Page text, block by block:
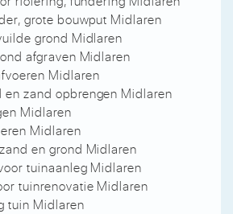
grote bouwput Midlaren
grond Midlaren
afgraven Midlaren
Midlaren
en zand opbrengen Midlaren
Midlaren
Midlaren
en grond Midlaren
tuinaanleg Midlaren
tuinrenovatie Midlaren
tuin Midlaren